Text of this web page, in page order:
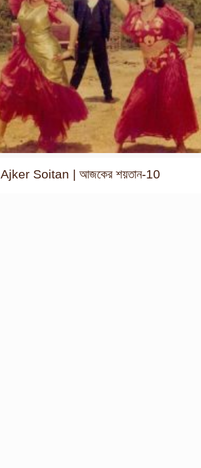
Ajker Soitan | আজকের শয়তান-10